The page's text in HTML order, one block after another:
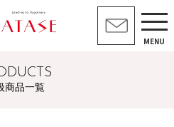
MENU
商品一覧